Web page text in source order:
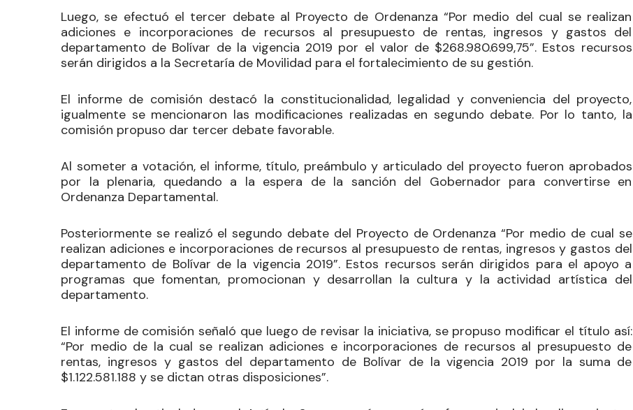
Luego, se efectuó el tercer debateal Proyecto de Ordenanza “Por medio del cual se realizan
adiciones e incorporaciones de recursos al presupuesto de rentas, ingresos y gastos del
departamento de Bolívar de la vigencia 2019 por el valor de $268.980.699,75”. Estos recursos
serán dirigidos a la Secretaría de Movilidad para el fortalecimiento de su gestión.
El informe de comisión destacó la constitucionalidad, legalidad y conveniencia del proyecto,
igualmente se mencionaron las modificaciones realizadas en segundo debate. Por lo tanto, la
comisión propuso dar tercer debate favorable.
Al someter a votación, el informe, título, preámbulo y articulado del proyecto fueron aprobados
por la plenaria, quedando a la espera de la sanción del Gobernador para convertirse en
Ordenanza Departamental.
Posteriormente se realizó el segundo debate del Proyecto de Ordenanza “Por medio de cual se
realizan adiciones e incorporaciones de recursos al presupuesto de rentas, ingresos y gastos del
departamento de Bolívar de la vigencia 2019”. Estos recursos serán dirigidos para el apoyo a
programas que fomentan, promocionan y desarrollan la cultura y la actividad artística del
departamento.
El informe de comisión señaló que luego de revisar la iniciativa, se propuso modificar el título así:
“Por medio de la cual se realizan adiciones e incorporaciones de recursos al presupuesto de
rentas, ingresos y gastos del departamento de Bolívar de la vigencia 2019 por la suma de
$1.122.581.188 y se dictan otras disposiciones”.